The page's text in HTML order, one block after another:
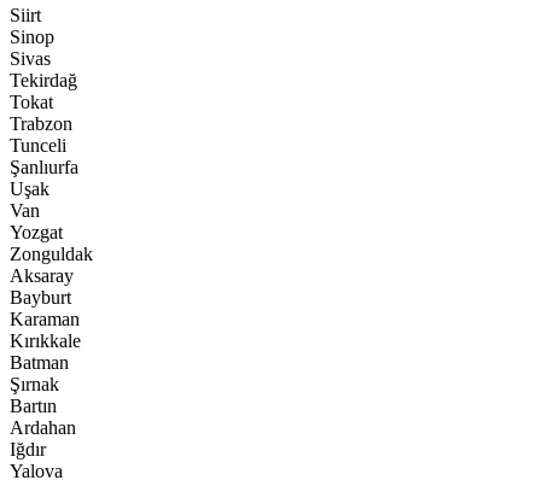
Siirt
Sinop
Sivas
Tekirdağ
Tokat
Trabzon
Tunceli
Şanlıurfa
Uşak
Van
Yozgat
Zonguldak
Aksaray
Bayburt
Karaman
Kırıkkale
Batman
Şırnak
Bartın
Ardahan
Iğdır
Yalova